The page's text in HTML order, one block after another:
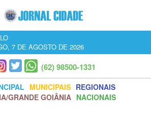
7 DE AGOSTO DE 2026
(62) 98500-1331
MUNICIPAIS REGIONAIS
GRANDE GOIÂNIA NACIONAIS